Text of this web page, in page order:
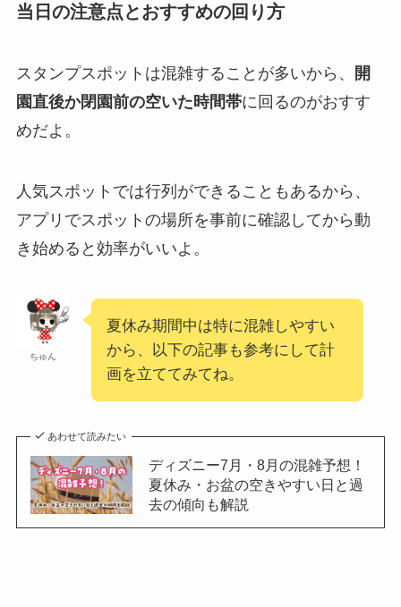
当日の注意点とおすすめの回り方
スタンプスポットは混雑することが多いから、
開
園直後か閉園前の空いた時間帯に回るのがおすす
めだよ。
人気スポットでは行列ができることもあるから、
アプリでスポットの場所を事前に確認してから動
き始めると効率がいいよ。
ちゅん
夏休み期間中は特に混雑しやすい
から、以下の記事も参考にして計
画を立ててみてね。
あわせて読みたい
ディズニー7月・8月の混雑予想！
夏休み・お盆の空きやすい日と過
去の傾向も解説